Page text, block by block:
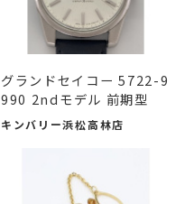
グランドセイコー 5722-9
990 2ndモデル 前期型
キンバリー浜松高林店